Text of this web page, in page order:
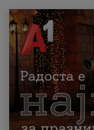
МК EN SQ
Приватни